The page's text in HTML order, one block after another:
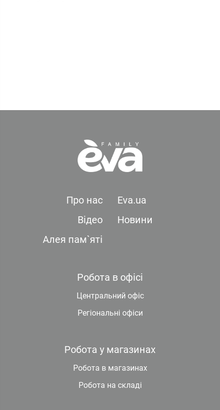
Про нас
Eva.ua
Відео
Новини
Алея пам`яті
Робота в офісі
Центральний офіс
Регіональні офіси
Робота у магазинах
Робота в магазинах
Робота на складі